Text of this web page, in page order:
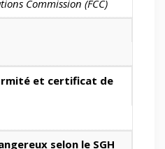
Commission (FCC)
et certificat de
selon le SGH